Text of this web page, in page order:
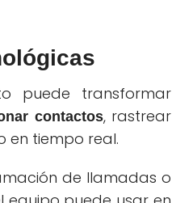
puede transformar
contactos, rastrear
en tiempo real.
de llamadas o